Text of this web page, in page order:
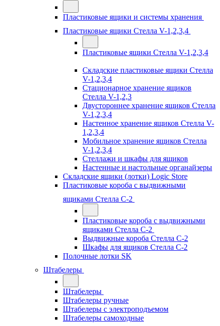
Пластиковые ящики и системы хранения
Пластиковые ящики Стелла V-1,2,3,4
Пластиковые ящики Стелла V-1,2,3,4
Складские пластиковые ящики Стелла
V-1,2,3,4
Стационарное хранение ящиков
Стелла V-1,2,3
Двустороннее хранение ящиков Стелла
V-1,2,3,4
Настенное хранение ящиков Стелла V-
1,2,3,4
Мобильное хранение ящиков Стелла
V-1,2,3,4
Стеллажи и шкафы для ящиков
Настенные и настольные органайзеры
Складские ящики (лотки) Logiс Store
Пластиковые короба с выдвижными
ящиками Стелла С-2
Пластиковые короба с выдвижными
ящиками Стелла С-2
Выдвижные короба Стелла С-2
Шкафы для ящиков Стелла С-2
Полочные лотки SK
Штабелеры
Штабелеры
Штабелеры ручные
Штабелеры с электроподъемом
Штабелеры самоходные